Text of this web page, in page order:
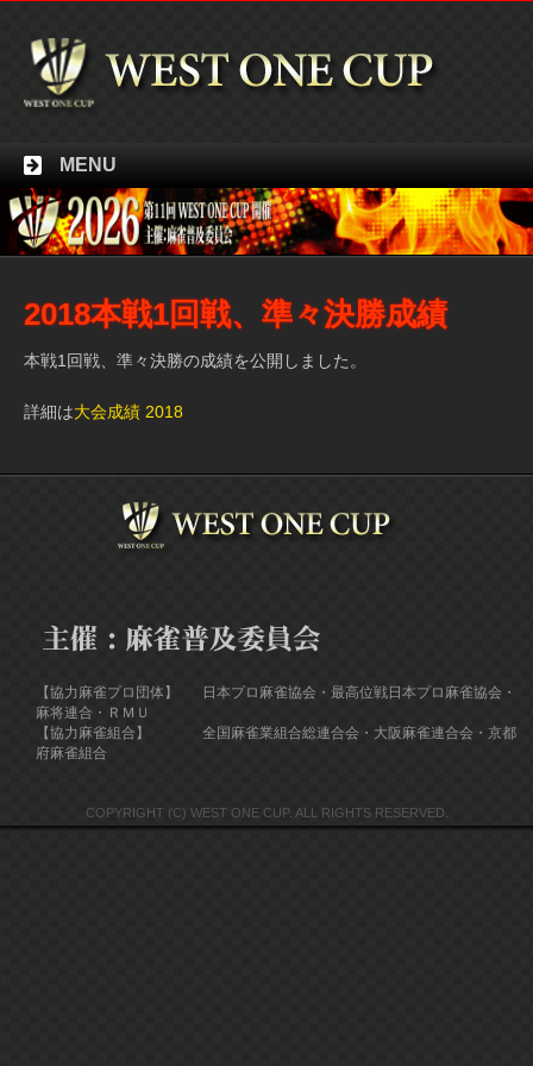
MENU
2018本戦1回戦、準々決勝成績
本戦1回戦、準々決勝の成績を公開しました。
詳細は大会成績 2018
【協力麻雀プロ団体】
日本プロ麻雀協会・最高位戦日本プロ麻雀協会・
麻将連合・ＲＭＵ
【協力麻雀組合】
全国麻雀業組合総連合会・大阪麻雀連合会・京都
府麻雀組合
COPYRIGHT (C) WEST ONE CUP. ALL RIGHTS RESERVED.